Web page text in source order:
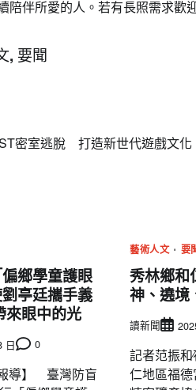
陪伴所愛的人。若有長照需求
, 要聞
密室逃脫 打造新世代遊戲文化
鄉學童護眼
亭廷攜手義
來眼中的光
日 0
導】 臺灣防盲
藝術人文 要
秀林鄉和
神、遶境
讀新聞
記者范振和
仁地區福